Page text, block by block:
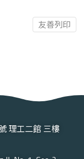
友善列印
理工二館 三樓